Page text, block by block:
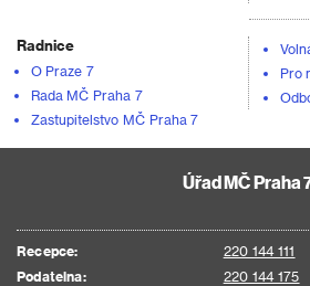
Radnice
O Praze 7
Rada MČ Praha 7
Zastupitelstvo MČ Praha 7
Pro
Úřad MČ Praha
Recepce:
220 144 111
Podatelna:
220 144 175